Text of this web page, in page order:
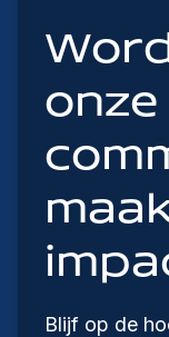
Blijf op de